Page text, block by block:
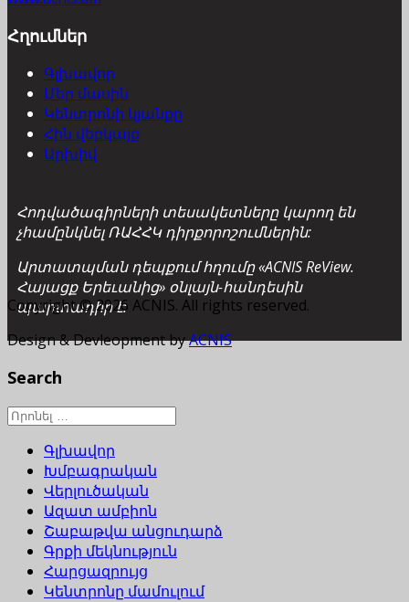
Հղումներ
Գլխավոր
Մեր մասին
Կենտրոնի կյանքը
Հին վեբկայք
Արխիվ
Հոդվածագիրների տեսակետները կարող են
չհամընկնել ՌԱՀՀԿ դիրքորոշումներին:
Արտատպման դեպքում հղումը «ACNIS ReView.
Հայացք Երեւանից» օնլայն-հանդեսին
պարտադիր է:
Copyright © 2026 ACNIS. All rights reserved.
Design & Devleopment byACNIS
Search
Գլխավոր
Խմբագրական
Վերլուծական
Ազատ ամբիոն
Շաբաթվա անցուդարձ
Գրքի մեկնություն
Հարցազրույց
Կենտրոնը մամուլում